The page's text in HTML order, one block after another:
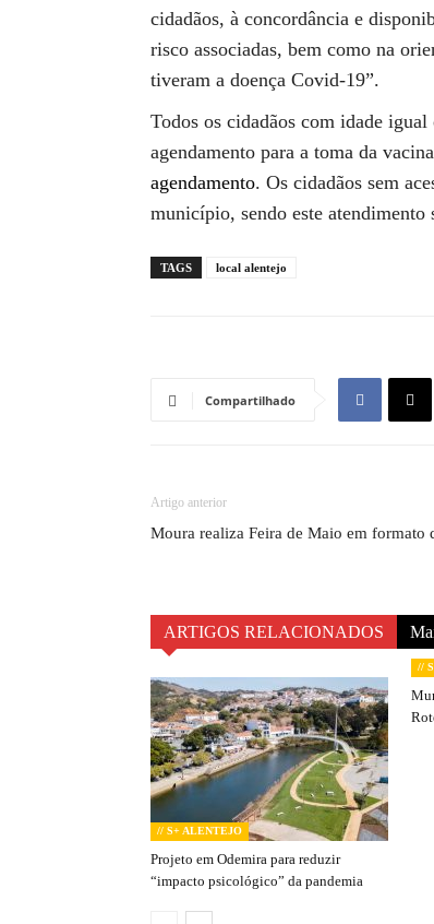
cidadãos, à concordância e
risco associadas, bem como na
tiveram a doença Covid-19”.
Todos os cidadãos com idade
agendamento para a toma da
agendamento. Os cidadãos sem
município, sendo este atendimento
TAGS local alentejo
Compartilhado
Artigo anterior
Moura realiza Feira de Maio em formato
ARTIGOS RELACIONADOS
// S+ ALENTEJO
Projeto em Odemira para reduzir
“impacto psicológico” da pandemia
//